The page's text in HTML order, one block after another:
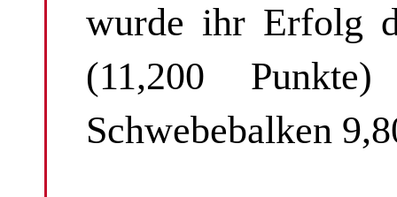
wurde ihr Erfolg
(11,200
Schwebebalken